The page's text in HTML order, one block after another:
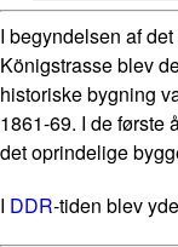
I begyndelsen af
Königstrasse blev
historiske bygning
1861-69. I de første
det oprindelige
I DDR-tiden blev